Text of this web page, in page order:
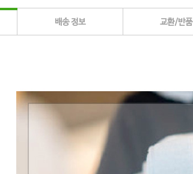
배송 정보 교환/반품